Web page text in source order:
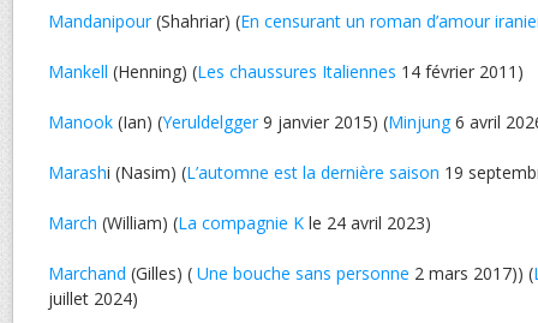
Mandanipour(Shahriar) (En censurant un roman d’amour
Mankell (Henning) (Les chaussures Italiennes 14 février 2011)
Manook (Ian) (Yeruldelgger9 janvier 2015) (Minjung6 avril
Marashi (Nasim) (L’automne est la dernière saison 19
March (William) (La compagnie K le 24 avril 2023)
Marchand (Gilles) ( Une bouche sans personne 2 mars 2017)) (
juillet 2024)